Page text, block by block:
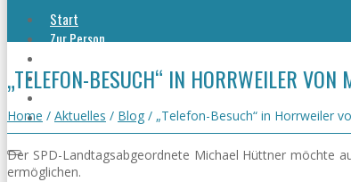
Start
Zur Person
Viel erreicht
Kontakt
„TELEFON-BESUCH“ IN HORRWEILER VON
Home / Aktuelles / Blog / „Telefon-Besuch“ in Horrweiler
Der SPD-Landtagsabgeordnete Michael Hüttner möchte
ermöglichen.